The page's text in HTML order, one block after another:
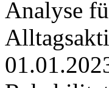
Analyse